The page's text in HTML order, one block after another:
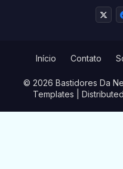
© 2026 Bastidores Da
Templates |
Início Contato